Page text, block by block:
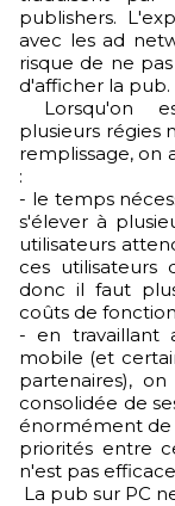
publishers.
avec les ad
risque de ne
d'afficher la pub.
Lorsqu'on
plusieurs régies
remplissage, on
:
- le temps
s'élever à
utilisateurs
ces utilisateurs
donc il faut
coûts de
- en travaillant
mobile (et
partenaires),
consolidée de
énormément de
priorités entre
n'est pas efficace
La pub sur PC